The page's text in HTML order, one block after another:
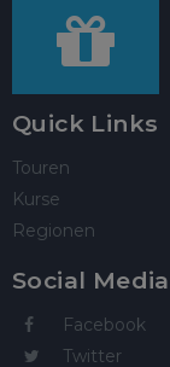
Quick Links
Touren
Kurse
Regionen
Social Media
Facebook
Twitter